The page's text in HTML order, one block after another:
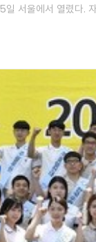
일 서울에서 열렸다.